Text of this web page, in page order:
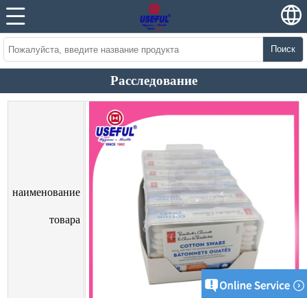
Поиск
Расследование
наименование
товара